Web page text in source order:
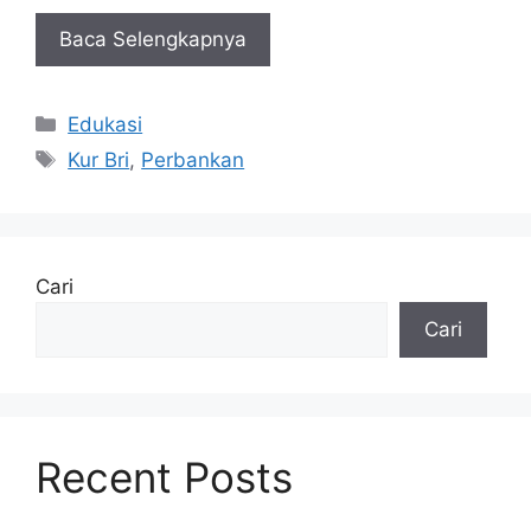
Baca Selengkapnya
Kategori
Edukasi
Tag
Kur Bri, Perbankan
Cari
Cari
Recent Posts